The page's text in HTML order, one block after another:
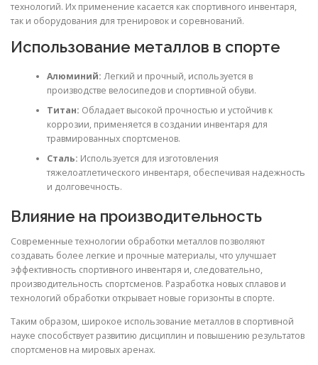
технологий. Их применение касается как спортивного инвентаря,
так и оборудования для тренировок и соревнований.
Использование металлов в спорте
Алюминий: Легкий и прочный, используется в
производстве велосипедов и спортивной обуви.
Титан: Обладает высокой прочностью и устойчив к
коррозии, применяется в создании инвентаря для
травмированных спортсменов.
Сталь: Используется для изготовления
тяжелоатлетического инвентаря, обеспечивая надежность
и долговечность.
Влияние на производительность
Современные технологии обработки металлов позволяют
создавать более легкие и прочные материалы, что улучшает
эффективность спортивного инвентаря и, следовательно,
производительность спортсменов. Разработка новых сплавов и
технологий обработки открывает новые горизонты в спорте.
Таким образом, широкое использование металлов в спортивной
науке способствует развитию дисциплин и повышению результатов
спортсменов на мировых аренах.